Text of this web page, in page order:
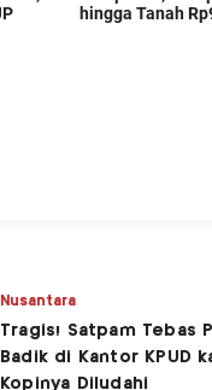
Nusantara
Tragis! Satpam Tebas
Badik di Kantor KPUD
Kopinya Diludahi